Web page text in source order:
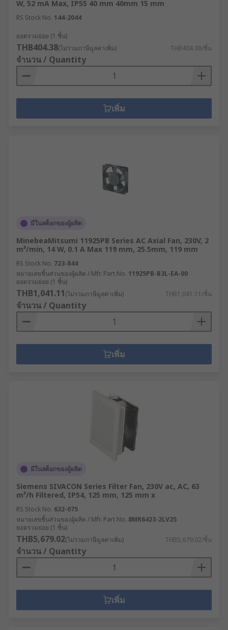
W, 52 mA Max, IP55 40 mm 40mm 15 mm
RS Stock No. 144-2044
ยอดรวมย่อย (1 ชิ้น)
THB404.38(ไม่รวมภาษีมูลค่าเพิ่ม) THB404.38/ชิ้น
จำนวน / Quantity
เพิ่ม
มีในสต็อกของผู้ผลิต
MinebeaMitsumi 11925PB Series AC Axial Fan, 230V, 2
m³/min, 14 W, 0.1 A Max 119 mm, 25.5mm, 119 mm
RS Stock No. 723-844
หมายเลขชิ้นส่วนของผู้ผลิต / Mfr. Part No. 11925PB-B3L-EA-00
ยอดรวมย่อย (1 ชิ้น)
THB1,041.11(ไม่รวมภาษีมูลค่าเพิ่ม) THB1,041.11/ชิ้น
จำนวน / Quantity
เพิ่ม
มีในสต็อกของผู้ผลิต
Siemens SIVACON Series Filter Fan, 230V ac, AC, 63
m³/h Filtered, IP54, 125 mm, 125 mm x
RS Stock No. 632-075
หมายเลขชิ้นส่วนของผู้ผลิต / Mfr. Part No. 8MR6423-2LV25
ยอดรวมย่อย (1 ชิ้น)
THB5,679.02(ไม่รวมภาษีมูลค่าเพิ่ม) THB5,679.02/ชิ้น
จำนวน / Quantity
เพิ่ม